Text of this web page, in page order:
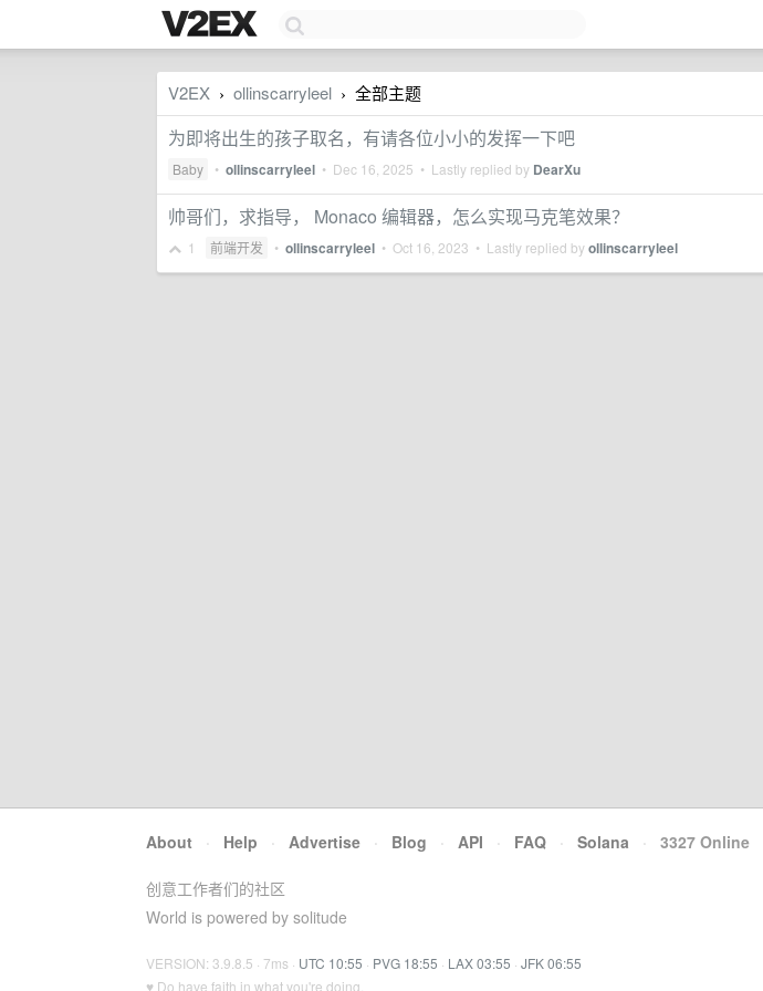
V2EX › ollinscarryleel › 全部主题
为即将出生的孩子取名，有请各位小小的发挥一下吧
Baby • ollinscarryleel • Dec 16, 2025 • Lastly replied by DearXu
帅哥们，求指导， Monaco 编辑器，怎么实现马克笔效果？
1 前端开发 • ollinscarryleel • Oct 16, 2023 • Lastly replied byollinscarryleel
About · Help · Advertise · Blog · API · FAQ · Solana · 3327 Online
创意工作者们的社区
World is powered by solitude
VERSION: 3.9.8.5 · 7ms · UTC 10:55 · PVG 18:55 · LAX 03:55 · JFK 06:55
♥ Do have faith in what you're doing.